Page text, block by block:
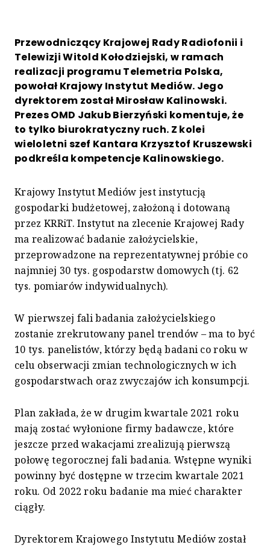
Przewodniczący Krajowej Rady Radiofonii i
Telewizji Witold Kołodziejski, w ramach
realizacji programu Telemetria Polska,
powołał Krajowy Instytut Mediów. Jego
dyrektorem został Mirosław Kalinowski.
Prezes OMD Jakub Bierzyński komentuje, że
to tylko biurokratyczny ruch. Z kolei
wieloletni szef Kantara Krzysztof Kruszewski
podkreśla kompetencje Kalinowskiego.
Krajowy Instytut Mediów jest instytucją
gospodarki budżetowej, założoną i dotowaną
przez KRRiT. Instytut na zlecenie Krajowej Rady
ma realizować badanie założycielskie,
przeprowadzone na reprezentatywnej próbie co
najmniej 30 tys. gospodarstw domowych (tj. 62
tys. pomiarów indywidualnych).
W pierwszej fali badania założycielskiego
zostanie zrekrutowany panel trendów – ma to być
10 tys. panelistów, którzy będą badani co roku w
celu obserwacji zmian technologicznych w ich
gospodarstwach oraz zwyczajów ich konsumpcji.
Plan zakłada, że w drugim kwartale 2021 roku
mają zostać wyłonione firmy badawcze, które
jeszcze przed wakacjami zrealizują pierwszą
połowę tegorocznej fali badania. Wstępne wyniki
powinny być dostępne w trzecim kwartale 2021
roku. Od 2022 roku badanie ma mieć charakter
ciągły.
Dyrektorem Krajowego Instytutu Mediów został